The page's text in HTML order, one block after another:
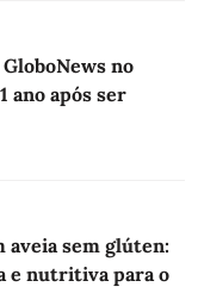
no
ano após ser
aveia sem glúten:
e nutritiva para o